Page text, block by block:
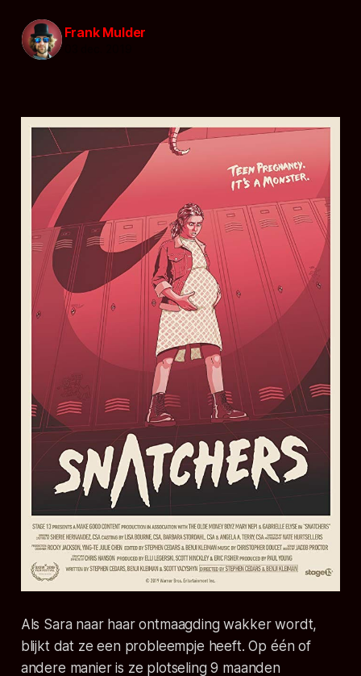
Frank Mulder
Als Sara naar haar ontmaagding wakker wordt,
blijkt dat ze een probleempje heeft. Op één of
andere manier is ze plotseling 9 maanden